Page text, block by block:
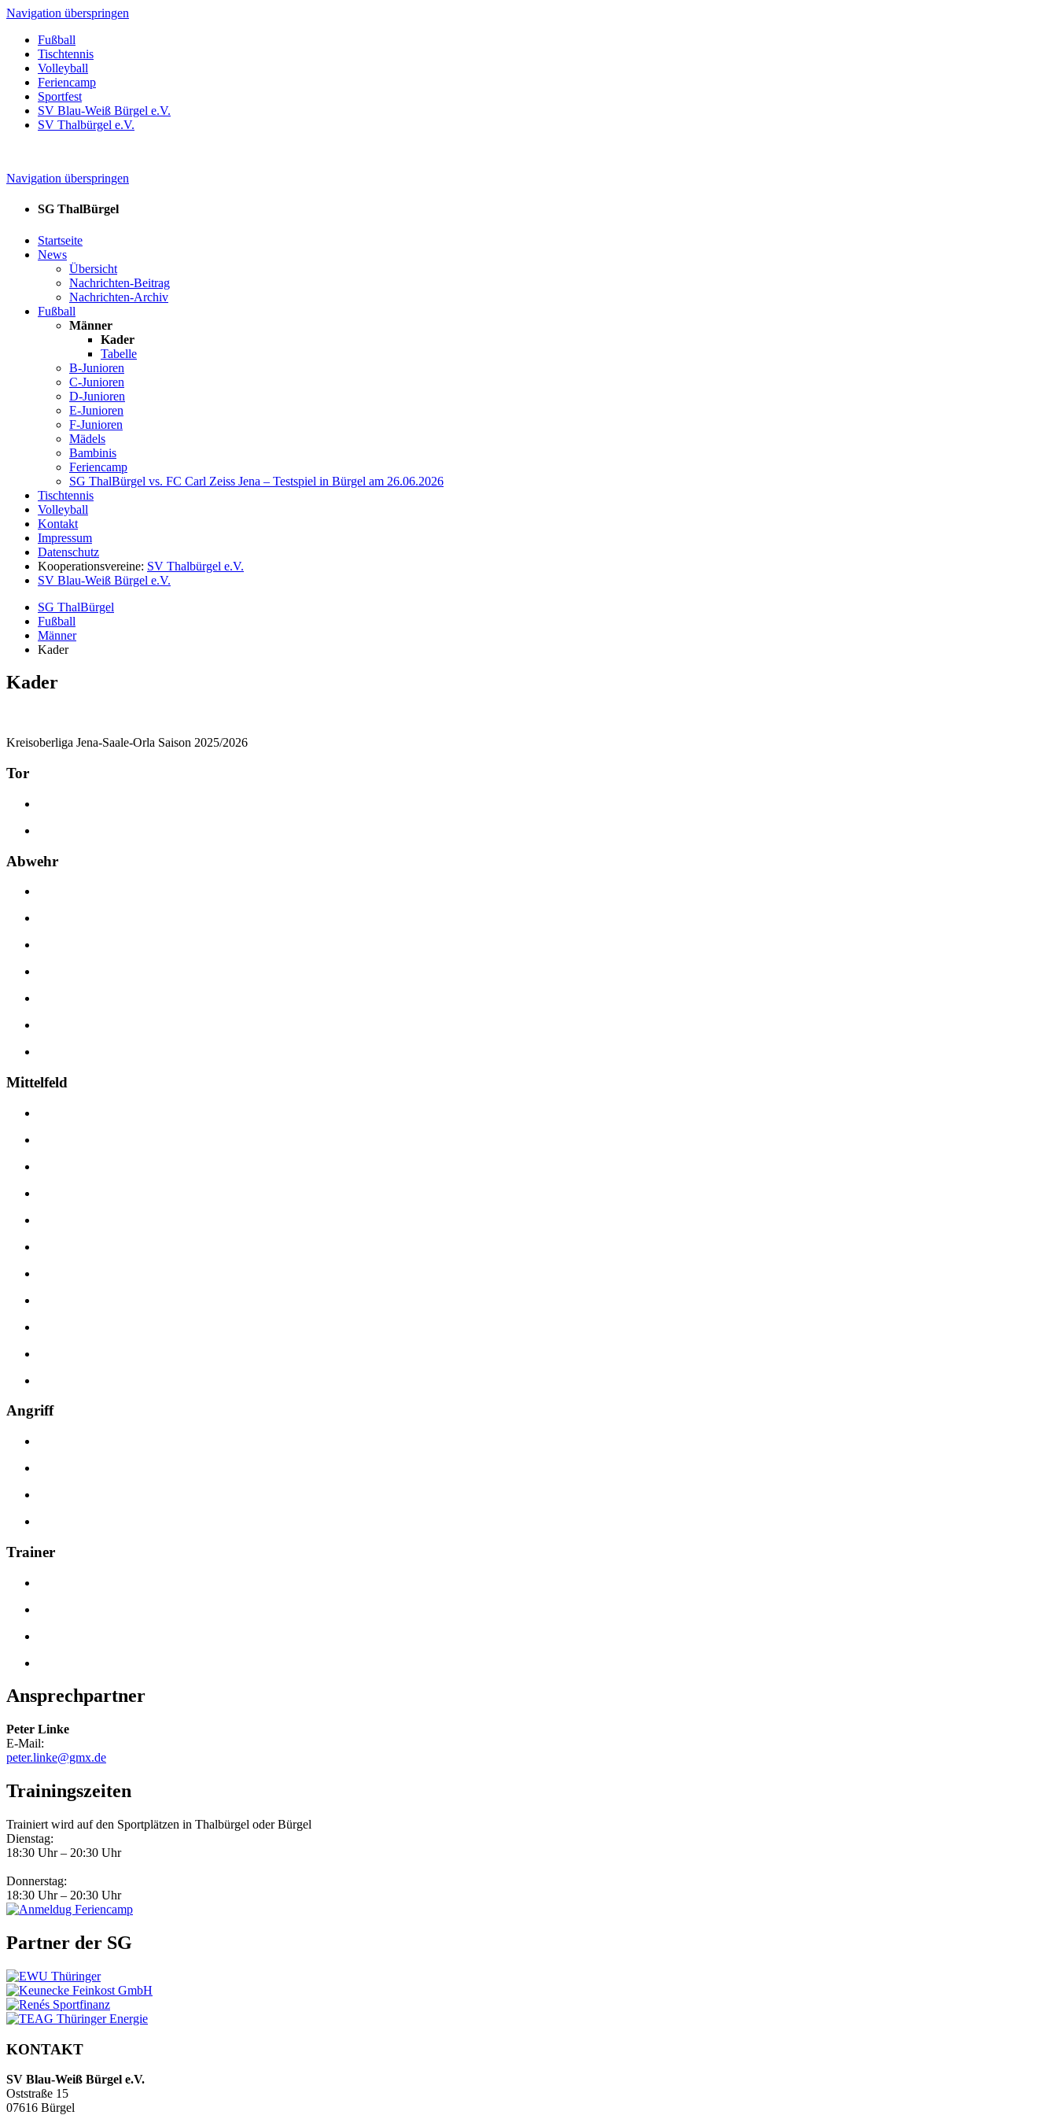
Navigation überspringen
Fußball
Tischtennis
Volleyball
Feriencamp
Sportfest
SV Blau-Weiß Bürgel e.V.
SV Thalbürgel e.V.
Navigation überspringen
SG ThalBürgel
Startseite
News
Übersicht
Nachrichten-Beitrag
Nachrichten-Archiv
Fußball
Männer
Kader
Tabelle
B-Junioren
C-Junioren
D-Junioren
E-Junioren
F-Junioren
Mädels
Bambinis
Feriencamp
SG ThalBürgel vs. FC Carl Zeiss Jena – Testspiel in Bürgel am 26.06.2026
Tischtennis
Volleyball
Kontakt
Impressum
Datenschutz
Kooperationsvereine: SV Thalbürgel e.V.
SV Blau-Weiß Bürgel e.V.
SG ThalBürgel
Fußball
Männer
Kader
Kader
Kreisoberliga Jena-Saale-Orla Saison 2025/2026
Tor
Abwehr
Mittelfeld
Angriff
Trainer
Ansprechpartner
Peter Linke
E-Mail:
peter.linke@gmx.de
Trainingszeiten
Trainiert wird auf den Sportplätzen in Thalbürgel oder Bürgel
Dienstag:
18:30 Uhr – 20:30 Uhr
Donnerstag:
18:30 Uhr – 20:30 Uhr
Partner der SG
KONTAKT
SV Blau-Weiß Bürgel e.V.
Oststraße 15
07616 Bürgel